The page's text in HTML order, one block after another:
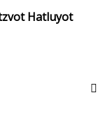
Hatluyot